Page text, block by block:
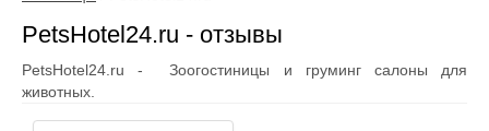
PetsHotel24.ru - отзывы
PetsHotel24.ru - Зоогостиницы и груминг салоны для
животных.